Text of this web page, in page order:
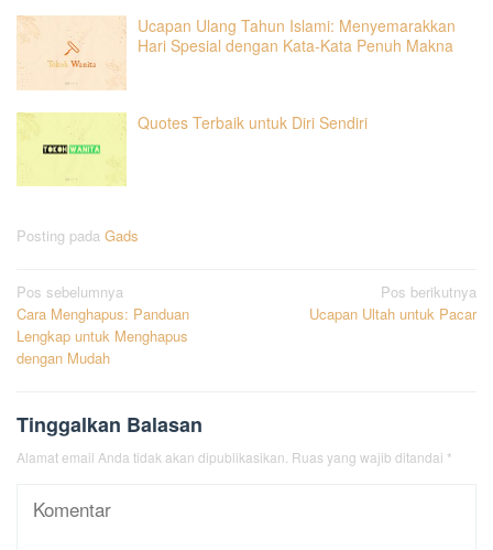
Ucapan Ulang Tahun Islami: Menyemarakkan
Hari Spesial dengan Kata-Kata Penuh Makna
Quotes Terbaik untuk Diri Sendiri
Posting pada Gads
Navigasi
pos
Pos sebelumnya
Cara Menghapus: Panduan
Lengkap untuk Menghapus
dengan Mudah
Pos berikutnya
Ucapan Ultah untuk Pacar
Tinggalkan Balasan
Alamat email Anda tidak akan dipublikasikan. Ruas yang wajib ditandai *